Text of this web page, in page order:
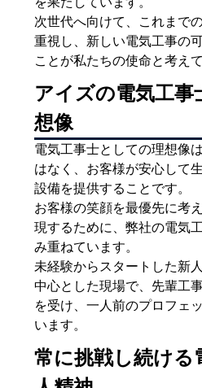
次世代へ向けて、これまで
重視し、新しい電気工事の
ことが私たちの使命と考えて
アイズの電気工事
想像
電気工事士としての理想像
はなく、お客様が安心して
設備を提供することです。
お客様の笑顔を最優先に考
現するために、弊社の電気
み重ねています。
未経験からスタートした新
中心とした現場で、先輩工
を受け、一人前のプロフェ
います。
常に挑戦し続ける